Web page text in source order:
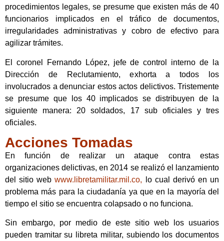
procedimientos legales, se presume que existen más de 40
funcionarios implicados en el tráfico de documentos,
irregularidades administrativas y cobro de efectivo para
agilizar trámites.
El coronel Fernando López, jefe de control interno de la
Dirección de Reclutamiento, exhorta a todos los
involucrados a denunciar estos actos delictivos. Tristemente
se presume que los 40 implicados se distribuyen de la
siguiente manera: 20 soldados, 17 sub oficiales y tres
oficiales.
Acciones Tomadas
En función de realizar un ataque contra estas
organizaciones delictivas, en 2014 se realizó el lanzamiento
del sitio webwww.libretamilitar.mil.co, lo cual derivó en un
problema más para la ciudadanía ya que en la mayoría del
tiempo el sitio se encuentra colapsado o no funciona.
Sin embargo, por medio de este sitio web los usuarios
pueden tramitar su libreta militar, subiendo los documentos